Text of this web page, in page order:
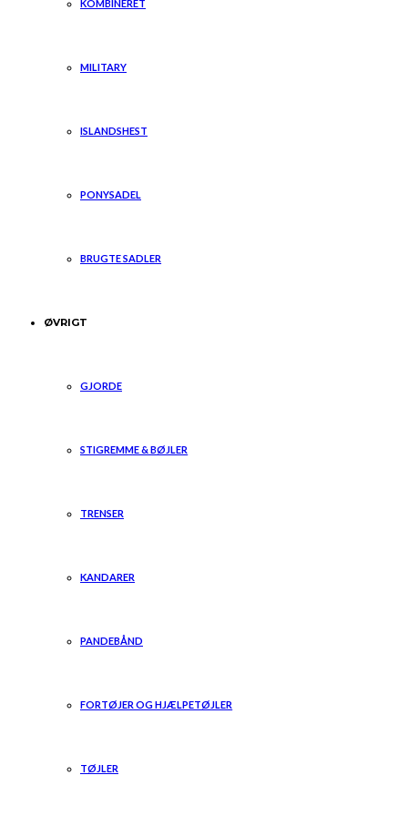
KOMBINERET
MILITARY
ISLANDSHEST
PONYSADEL
BRUGTE SADLER
ØVRIGT
GJORDE
STIGREMME & BØJLER
TRENSER
KANDARER
PANDEBÅND
FORTØJER OG HJÆLPETØJLER
TØJLER